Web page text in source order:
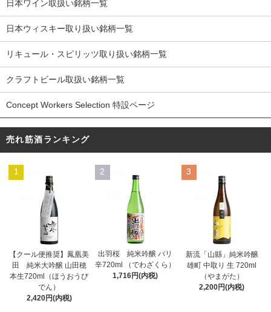
日本ワイン取扱い銘柄一覧
日本ウィスキー取り扱い銘柄一覧
リキュール・スピリッツ取り扱い銘柄一覧
クラフトビール取扱い銘柄一覧
Concept Workers Selection 特設ページ
売れ筋酒ランキング
1
【クール便推奨】鳳凰美
田 純米大吟醸 山田穂
本生720ml（ほうおうび
でん）
2,420円(内税)
2
出羽桜 純米吟醸 バリ
辛720ml （でわざくら）
1,716円(内税)
3
新流「山縣」純米吟醸
雄町 中取り 生 720ml
（やまがた）
2,200円(内税)